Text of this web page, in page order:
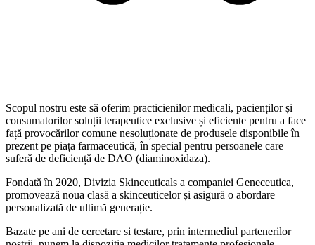
Scopul nostru este să oferim practicienilor medicali, pacienților și
consumatorilor soluții terapeutice exclusive și eficiente pentru a face
față provocărilor comune nesoluționate de produsele disponibile în
prezent pe piața farmaceutică, în special pentru persoanele care
suferă de deficiență de DAO (diaminoxidaza).
Fondată în 2020, Divizia Skinceuticals a companiei Geneceutica,
promovează noua clasă a skinceuticelor și asigură o abordare
personalizată de ultimă generație.
Bazate pe ani de cercetare si testare, prin intermediul partenerilor